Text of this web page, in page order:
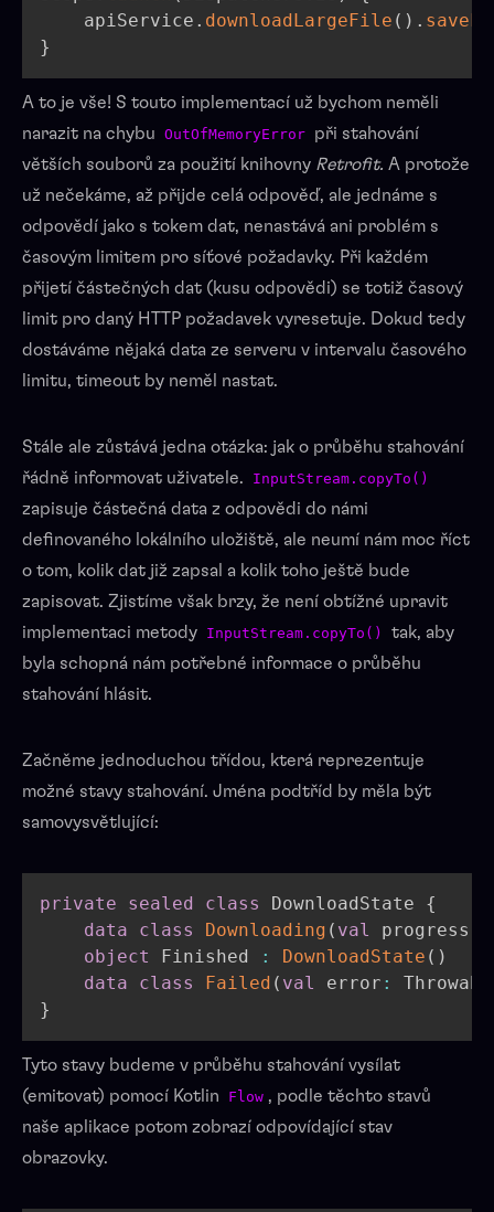
    apiService
. downloadLargeFile ( ) .
}
A to je vše! S touto implementací už bychom neměli
narazit na chybu OutOfMemoryError
při stahování
větších souborů za použití knihovny Retrofit. A protože
už nečekáme, až přijde celá odpověď, ale jednáme s
odpovědí jako s tokem dat, nenastává ani problém s
časovým limitem pro síťové požadavky. Při každém
přijetí částečných dat (kusu odpovědi) se totiž časový
limit pro daný HTTP požadavek vyresetuje. Dokud tedy
dostáváme nějaká data ze serveru v intervalu časového
limitu, timeout by neměl nastat.
Stále ale zůstává jedna otázka: jak o průběhu stahování
řádně informovat uživatele.
InputStream.copyTo()
zapisuje částečná data z odpovědi do námi
definovaného lokálního uložiště, ale neumí nám moc říct
o tom, kolik dat již zapsal a kolik toho ještě bude
zapisovat. Zjistíme však brzy, že není obtížné upravit
implementaci metody InputStream.copyTo()
tak, aby
byla schopná nám potřebné informace o průběhu
stahování hlásit.
Začněme jednoduchou třídou, která reprezentuje
možné stavy stahování. Jména podtříd by měla být
samovysvětlující:
private sealed class DownloadState {
data
class Downloading ( val progress
object
Finished : DownloadState ( )
data
class Failed ( val error :
}
Tyto stavy budeme v průběhu stahování vysílat
(emitovat) pomocí Kotlin
Flow , podle těchto stavů
naše aplikace potom zobrazí odpovídající stav
obrazovky.